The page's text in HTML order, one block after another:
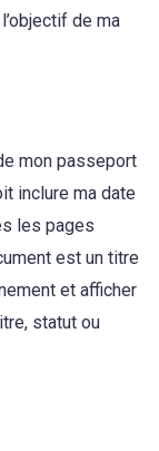
de ma
mon passeport
inclure ma date
les pages
est un titre
et afficher
statut ou